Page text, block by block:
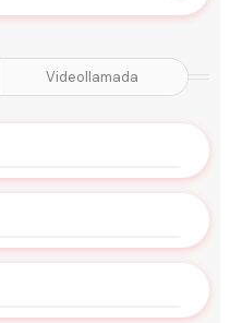
Videollamada